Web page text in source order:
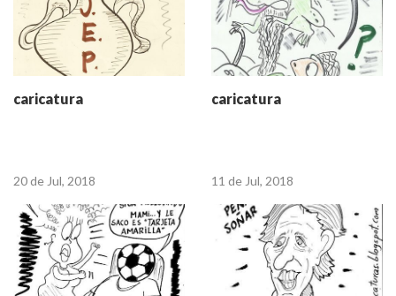
caricatura
20 de Jul, 2018
caricatura
11 de Jul, 2018